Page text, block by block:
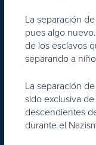
La separación
pues algo
de los esclavos
separando a
La separación
sido exclusiva
descendientes
durante el